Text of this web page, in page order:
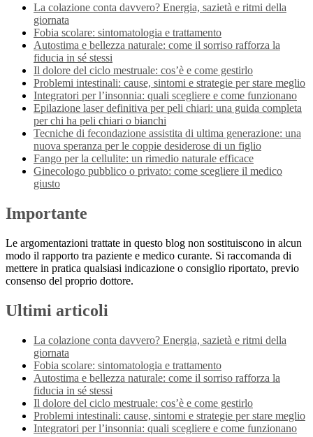
La colazione conta davvero? Energia, sazietà e ritmi della
giornata
Fobia scolare: sintomatologia e trattamento
Autostima e bellezza naturale: come il sorriso rafforza la
fiducia in sé stessi
Il dolore del ciclo mestruale: cos’è e come gestirlo
Problemi intestinali: cause, sintomi e strategie per stare meglio
Integratori per l’insonnia: quali scegliere e come funzionano
Epilazione laser definitiva per peli chiari: una guida completa
per chi ha peli chiari o bianchi
Tecniche di fecondazione assistita di ultima generazione: una
nuova speranza per le coppie desiderose di un figlio
Fango per la cellulite: un rimedio naturale efficace
Ginecologo pubblico o privato: come scegliere il medico
giusto
Importante
Le argomentazioni trattate in questo blog non sostituiscono in alcun
modo il rapporto tra paziente e medico curante. Si raccomanda di
mettere in pratica qualsiasi indicazione o consiglio riportato, previo
consenso del proprio dottore.
Ultimi articoli
La colazione conta davvero? Energia, sazietà e ritmi della
giornata
Fobia scolare: sintomatologia e trattamento
Autostima e bellezza naturale: come il sorriso rafforza la
fiducia in sé stessi
Il dolore del ciclo mestruale: cos’è e come gestirlo
Problemi intestinali: cause, sintomi e strategie per stare meglio
Integratori per l’insonnia: quali scegliere e come funzionano